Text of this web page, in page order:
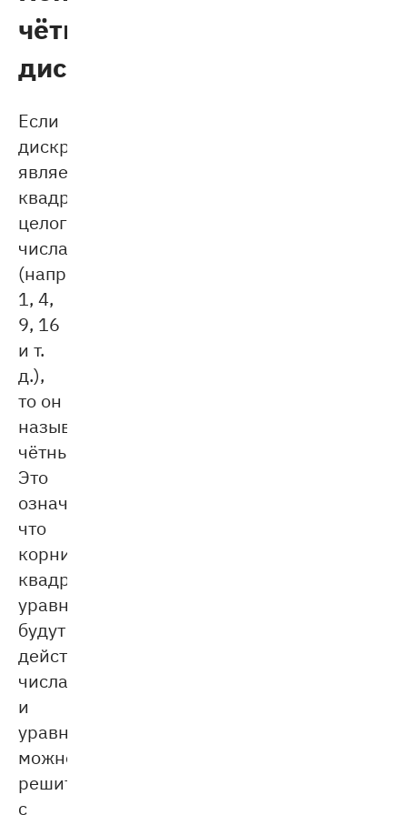
чётного
дискриминанта
Если
дискpиминант
является
квадратом
целого
числа
(например,
1, 4,
9, 16
и т.
д.),
то он
называется
чётным.
Это
означает,
что
корни
квадратного
уравнения
будут
действительными
числами,
и
уравнение
можно
решить
с